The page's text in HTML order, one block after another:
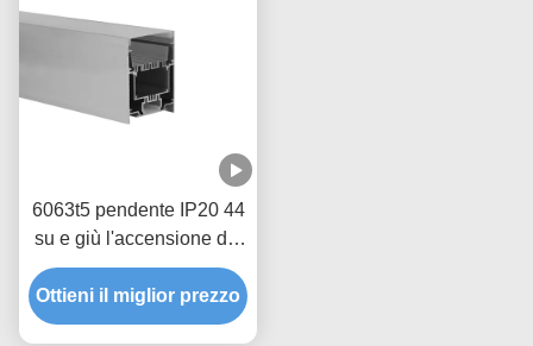
6063t5 pendente IP20 44
su e giù l'accensione del
profilo del LED
Ottieni il miglior prezzo